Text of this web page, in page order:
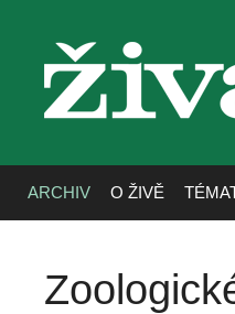
živa
ARCHIV O ŽIVĚ